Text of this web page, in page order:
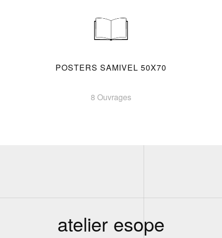
POSTERS SAMIVEL 50X70
8 Ouvrages
atelier esope